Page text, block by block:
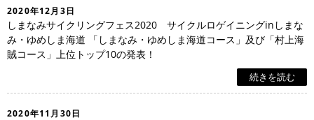
2020年12月3日
しまなみサイクリングフェス2020 サイクルロゲイニングinしまな
み・ゆめしま海道 「しまなみ・ゆめしま海道コース」及び「村上海
賊コース」上位トップ10の発表！
続きを読む
2020年11月30日